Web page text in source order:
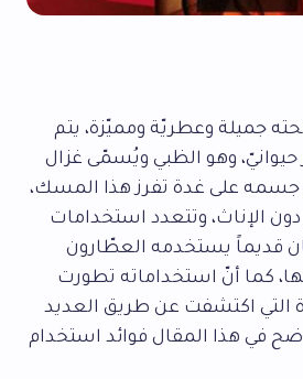
جميلة وعطريّة ومميّزة، يتم
وهو الظبي ويُسمّى غزال
على غدة تفرز هذا المسك،
الإناث، وتتعدد استخدامات
قديماً يستخدمه العطّارون
كما أنّ استخداماته تطورت
التي اكتشفت عن طريق العديد
في هذا المقال فوائد استخدام